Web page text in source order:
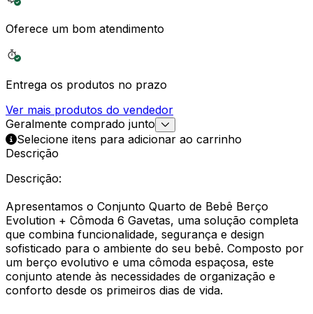
Oferece um bom atendimento
Entrega os produtos no prazo
Ver mais produtos do vendedor
Geralmente comprado junto
Selecione itens para adicionar ao carrinho
Descrição
Descrição:
Apresentamos o Conjunto Quarto de Bebê Berço
Evolution + Cômoda 6 Gavetas, uma solução completa
que combina funcionalidade, segurança e design
sofisticado para o ambiente do seu bebê. Composto por
um berço evolutivo e uma cômoda espaçosa, este
conjunto atende às necessidades de organização e
conforto desde os primeiros dias de vida.